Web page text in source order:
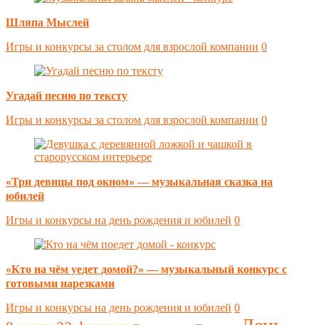
Шляпа Мыслей
Игры и конкурсы за столом для взрослой компании 0
Угадай песню по тексту
Игры и конкурсы за столом для взрослой компании 0
«Три девицы под окном» — музыкальная сказка на
юбилей
Игры и конкурсы на день рождения и юбилей 0
«Кто на чём уедет домой?» — музыкальный конкурс с
готовыми нарезками
Игры и конкурсы на день рождения и юбилей 0